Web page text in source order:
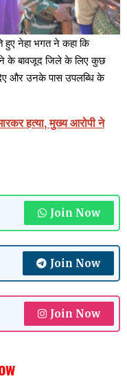
हुए नेहा भगत ने कहा कि
के बावजूद जिले के लिए कुछ
और उनके पास उपलब्धि के
हत्या, मुख्य आरोपी ने
Join Now
Join Now
Join Now